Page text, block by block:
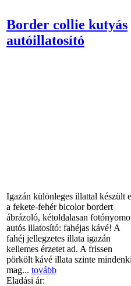
Border collie kutyás
autóillatosító
Igazán különleges illattal készült
a fekete-fehér bicolor bordert
ábrázoló, kétoldalasan
autós illatosító: fahéjas kávé! A
fahéj jellegzetes illata igazán
kellemes érzetet ad. A frissen
pörkölt kávé illata szinte
mag... tovább
Eladási ár: